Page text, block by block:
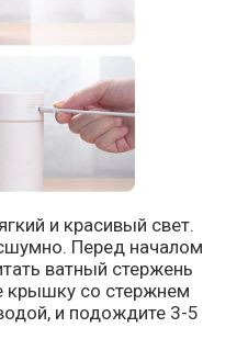
и красивый свет.
Перед началом
ватный стержень
крышку со стержнем
и подождите 3-5